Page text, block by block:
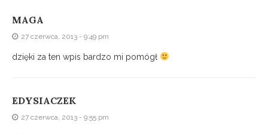
MAGA
27 czerwca, 2013 - 9:49 pm
dzięki za ten wpis bardzo mi pomógł
EDYSIACZEK
27 czerwca, 2013 - 9:55 pm